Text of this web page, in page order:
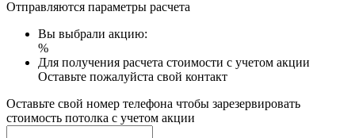
Отправляются параметры расчета
Вы выбрали акцию:
%
Для получения расчета стоимости с учетом акции
Оставьте пожалуйста свой контакт
Оставьте свой номер телефона чтобы зарезервировать
стоимость потолка с учетом акции